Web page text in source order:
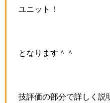
ユニット！
となります＾＾
技評価の部分で詳しく説